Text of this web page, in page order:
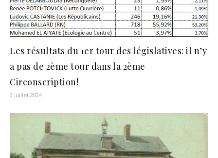
Les résultats du 1er tour des législatives: il n’y
a pas de 2ème tour dans la 2ème
Circonscription!
3 juillet 2024